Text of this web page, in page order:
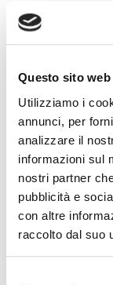
Questo sito
Utilizziamo i
annunci, per
analizzare il
informazioni sul
nostri partner
pubblicità e
con altre
raccolto dal suo
Outdoor,